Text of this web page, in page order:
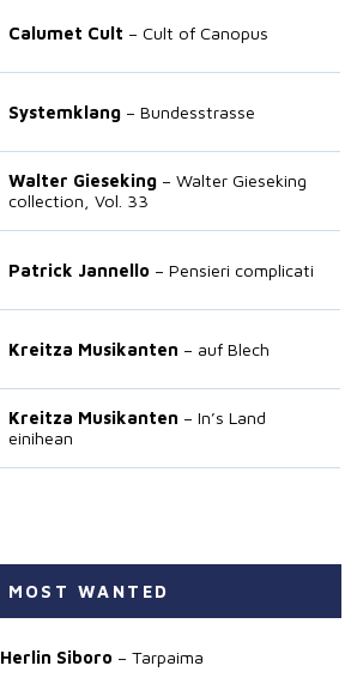
Calumet Cult Cult of Canopus
Systemklang Bundesstrasse
Walter Gieseking
Walter Gieseking
collection, Vol. 33
Patrick Jannello Pensieri complicati
Kreitza Musikanten auf Blech
Kreitza Musikanten
In’s Land
einihean
MOST WANTED
Herlin Siboro Tarpaima